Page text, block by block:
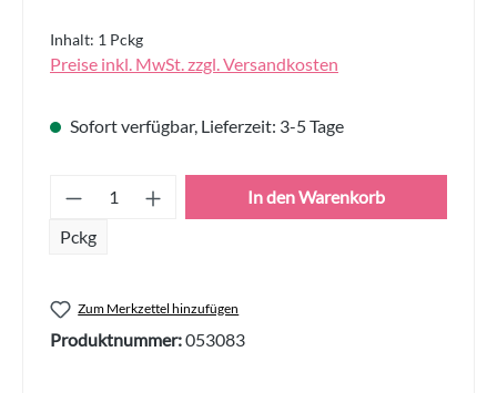
Inhalt: 1 Pckg
Preise inkl. MwSt. zzgl. Versandkosten
Sofort verfügbar, Lieferzeit: 3-5 Tage
Produkt Anzahl: Gib den gewünschten
Pckg
In den Warenkorb
Zum Merkzettel hinzufügen
Produktnummer:053083